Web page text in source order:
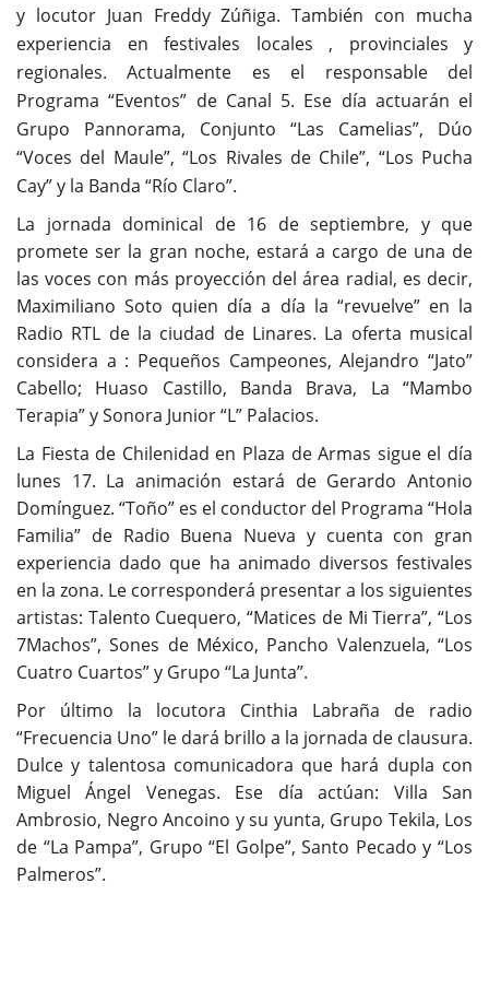
y locutor Juan Freddy Zúñiga. También con mucha
experiencia en festivales locales , provinciales y
regionales. Actualmente es el responsable del
Programa “Eventos” de Canal 5. Ese día actuarán el
Grupo Pannorama, Conjunto “Las Camelias”, Dúo
“Voces del Maule”, “Los Rivales de Chile”, “Los Pucha
Cay”y la Banda “Río Claro”.
La jornada dominical de 16 de septiembre, y que
promete ser la gran noche, estará a cargo de una de
las voces con más proyección del área radial, es decir,
Maximiliano Soto quien día a día la “revuelve” en la
Radio RTL de la ciudad de Linares. La oferta musical
considera a : Pequeños Campeones, Alejandro “Jato”
Cabello; Huaso Castillo, Banda Brava, La “Mambo
Terapia”ySonora Junior “L” Palacios.
La Fiesta de Chilenidad en Plaza de Armas sigue el día
lunes 17. La animación estará deGerardo Antonio
Domínguez. “Toño” es el conductor del Programa “Hola
Familia” de Radio Buena Nueva y cuenta con gran
experiencia dado que ha animado diversos festivales
en la zona. Le corresponderá presentar a los siguientes
artistas: Talento Cuequero, “Matices de Mi Tierra”, “Los
7Machos”, Sones de México, Pancho Valenzuela, “Los
Cuatro Cuartos”y Grupo “La Junta”.
Por último la locutora Cinthia Labraña de radio
“Frecuencia Uno” le dará brillo a la jornada de clausura.
Dulce y talentosa comunicadora que hará dupla con
Miguel Ángel Venegas. Ese día actúan: Villa San
Ambrosio, Negro Ancoino y su yunta, Grupo Tekila, Los
de “La Pampa”, Grupo “El Golpe”, Santo Pecadoy“Los
Palmeros”.